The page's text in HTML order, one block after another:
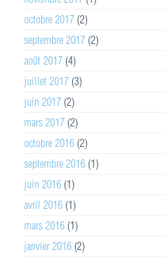
octobre 2017 (2)
septembre 2017 (2)
août 2017 (4)
juillet 2017 (3)
juin 2017 (2)
mars 2017 (2)
octobre 2016 (2)
septembre 2016 (1)
juin 2016 (1)
avril 2016 (1)
mars 2016 (1)
janvier 2016 (2)